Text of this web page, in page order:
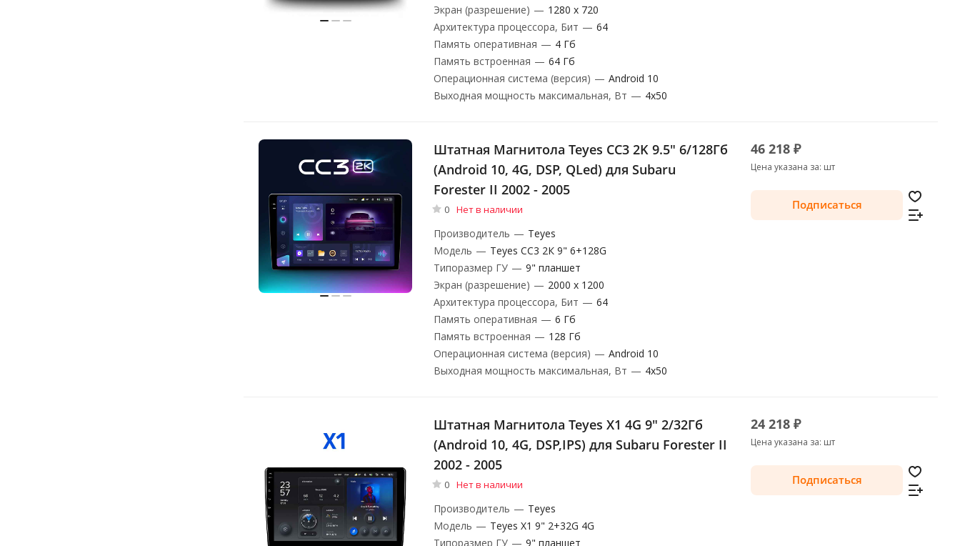
Экран (разрешение) — 1280 х 720
Архитектура процессора, Бит — 64
Память оперативная — 4 Гб
Память встроенная — 64 Гб
Операционная система (версия) — Android 10
Выходная мощность максимальная, Вт — 4x50
Штатная Магнитола Teyes CC3 2K 9.5" 6/128Гб
(Android 10, 4G, DSP, QLed) для Subaru
Forester II 2002 - 2005
0 Нет в наличии
Производитель — Teyes
Модель — Teyes CC3 2К 9" 6+128G
Типоразмер ГУ — 9" планшет
Экран (разрешение) — 2000 x 1200
Архитектура процессора, Бит — 64
Память оперативная — 6 Гб
Память встроенная — 128 Гб
Операционная система (версия) — Android 10
Выходная мощность максимальная, Вт — 4x50
46 218 ₽
Цена указана за: шт
Подписаться
Штатная Магнитола Teyes X1 4G 9" 2/32Гб
(Android 10, 4G, DSP,IPS) для Subaru Forester II
2002 - 2005
0 Нет в наличии
Производитель — Teyes
Модель — Teyes X1 9" 2+32G 4G
Типоразмер ГУ — 9" планшет
24 218 ₽
Цена указана за: шт
Подписаться